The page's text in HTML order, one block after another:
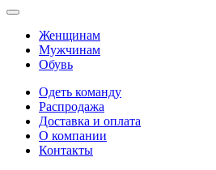
Женщинам
Мужчинам
Обувь
Одеть команду
Распродажа
Доставка и оплата
О компании
Контакты